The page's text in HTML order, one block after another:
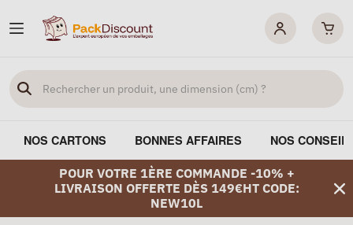
NOS CARTONS BONNES AFFAIRES NOS
POUR VOTRE 1ÈRE COMMANDE -10% +
LIVRAISON OFFERTE DÈS 149€HT CODE:
NEW10L